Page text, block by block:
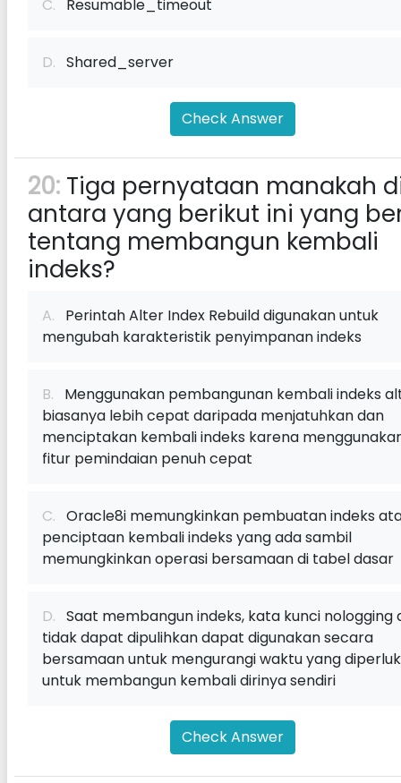
C. Resumable_timeout
D. Shared_server
Check Answer
20: Tiga pernyataan manakah
antara yang berikut ini yang
tentang membangun kembali
indeks?
A. Perintah Alter Index Rebuild digunakan untuk
mengubah karakteristik penyimpanan indeks
B. Menggunakan pembangunan kembali indeks
biasanya lebih cepat daripada menjatuhkan dan
menciptakan kembali indeks karena
fitur pemindaian penuh cepat
C. Oracle8i memungkinkan pembuatan indeks
penciptaan kembali indeks yang ada sambil
memungkinkan operasi bersamaan di tabel dasar
D. Saat membangun indeks, kata kunci nologging
tidak dapat dipulihkan dapat digunakan secara
bersamaan untuk mengurangi waktu yang
untuk membangun kembali dirinya sendiri
Check Answer